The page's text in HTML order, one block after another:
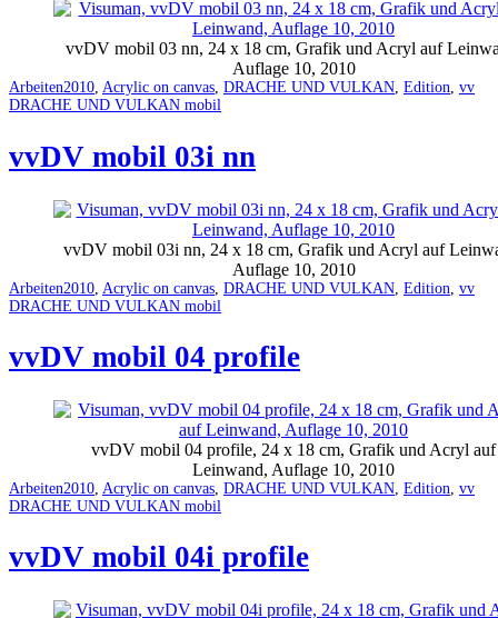
vvDV mobil 03 nn, 24 x 18 cm, Grafik und Acryl auf
Auflage 10, 2010
Categorized
as
ArbeitenTagged
2010, Acrylic on canvas, DRACHE UND VULKAN, Edition, vv
DRACHE UND VULKAN mobil
vvDV mobil 03i nn
vvDV mobil 03i nn, 24 x 18 cm, Grafik und Acryl auf
Auflage 10, 2010
Categorized
as
ArbeitenTagged
2010 Acrylic on canvas DRACHE UND VULKAN Edition vv
DRACHE UND VULKAN mobil
vvDV mobil 04 profile
vvDV mobil 04 profile, 24 x 18 cm, Grafik und Acryl auf
Leinwand, Auflage 10, 2010
Categorized
as
ArbeitenTagged
2010 Acrylic on canvas DRACHE UND VULKAN Edition vv
DRACHE UND VULKAN mobil
vvDV mobil 04i profile